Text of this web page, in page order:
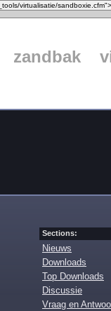
zandbak
Sections:
Nieuws
Downloads
Top Downloads
Discussie
Vraag en